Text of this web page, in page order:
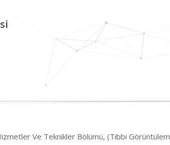
Ve Teknikler Bölümü, (Tıbbi